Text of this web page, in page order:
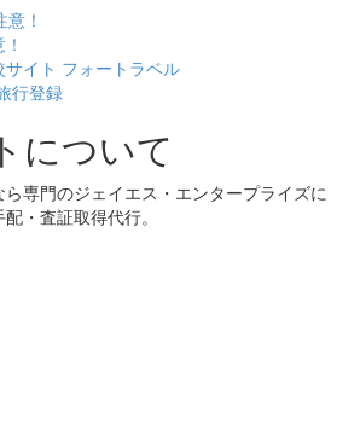
イト フォートラベル
行登録
について
専門のジェイエス・エンタープライズに
・査証取得代行。